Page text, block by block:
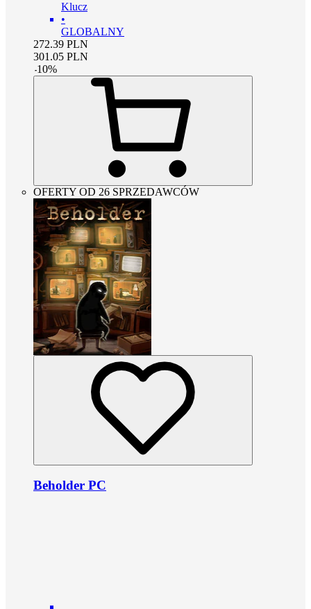
Klucz
•
GLOBALNY
272.39 PLN
301.05 PLN
-10%
OFERTY OD 26 SPRZEDAWCÓW
Beholder PC